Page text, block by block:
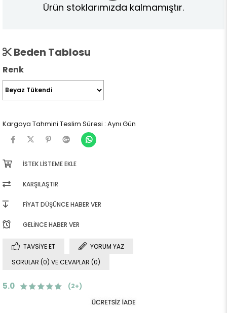
Ürün stoklarımızda kalmamıştır.
Beden Tablosu
Renk
Kargoya Tahmini Teslim Süresi : Aynı Gün
İSTEK LISTEME EKLE
KARŞILAŞTIR
FIYAT DÜŞÜNCE HABER VER
GELINCE HABER VER
TAVSIYE ET
YORUM YAZ
SORULAR (0) VE CEVAPLAR (0)
5.0 (2+)